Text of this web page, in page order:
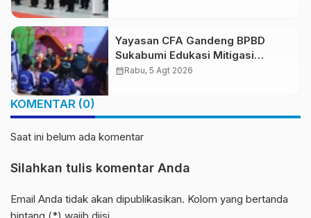
Yayasan CFA Gandeng BPBD
Sukabumi Edukasi Mitigasi
Bencana untuk Anak Usia Dini
calendar_monthRabu, 5 Agt 2026
KOMENTAR (0)
Saat ini belum ada komentar
Silahkan tulis komentar Anda
Email Anda tidak akan dipublikasikan. Kolom yang bertanda